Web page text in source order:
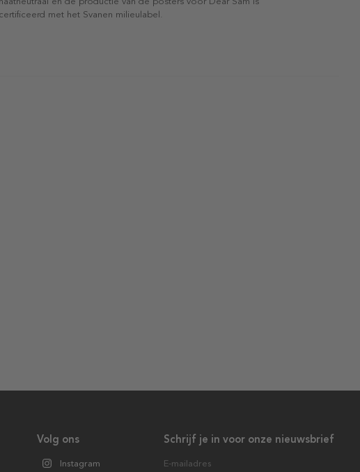
met het Svanen milieulabel.
Schrijf je in voor onze nieuwsbrief
E-mailadres
Volg ons
Instagram